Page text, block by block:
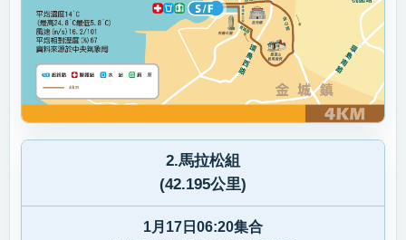
2.馬拉松組
(42.195公里)
1月17日06:20集合